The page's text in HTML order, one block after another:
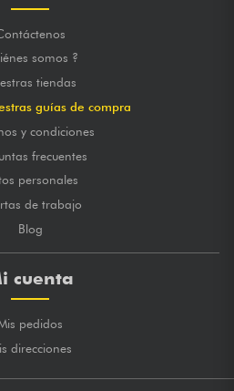
somos ?
tiendas
guías de compra
y condiciones
frecuentes
personales
de trabajo
Blog
cuenta
pedidos
direcciones